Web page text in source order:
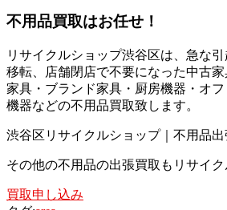
不用品買取はお任せ！
リサイクルショップ渋谷区は、急な
移転、店舗閉店で不要になった中古
家具・ブランド家具・厨房機器・オ
機器などの不用品買取致します。
渋谷区リサイクルショップ｜不用品
その他の不用品の出張買取もリサイ
買取申し込み